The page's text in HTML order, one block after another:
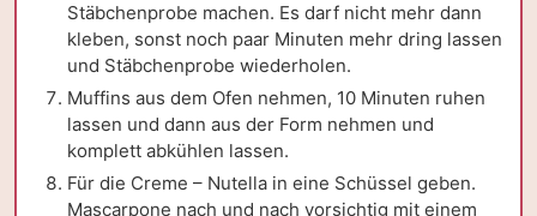
Stäbchenprobe machen. Es darf nicht mehr dann
kleben, sonst noch paar Minuten mehr dring lassen
und Stäbchenprobe wiederholen.
Muffins aus dem Ofen nehmen, 10 Minuten ruhen
lassen und dann aus der Form nehmen und
komplett abkühlen lassen.
Für die Creme – Nutella in eine Schüssel geben.
Mascarpone nach und nach vorsichtig mit einem